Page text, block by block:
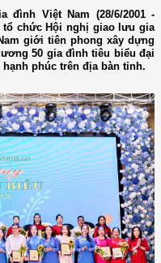
đình Việt Nam (28/6/2001 -
tổ chức Hội nghị giao lưu gia
giới tiên phong xây dựng
50 gia đình tiêu biểu đại
phúc trên địa bàn tỉnh.